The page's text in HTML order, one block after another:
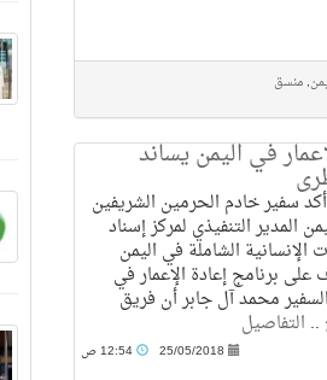
,منسق
في اليمن يساند
أكد سفير خادم الحرمين الشريفين
المدير التنفيذي لمركز إسناد
الإنسانية الشاملة في اليمن
على برنامج إعادة الإعمار في
محمد آل جابر أن فريق
.. التفاصيل
25/05/2018 12:54 ص